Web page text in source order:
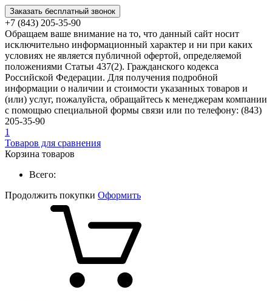
Заказать бесплатный звонок
+7 (843) 205-35-90
Обращаем ваше внимание на то, что данный сайт носит
исключительно информационный характер и ни при каких
условиях не является публичной офертой, определяемой
положениями Статьи 437(2). Гражданского кодекса
Российской Федерации. Для получения подробной
информации о наличии и стоимости указанных товаров и
(или) услуг, пожалуйста, обращайтесь к менеджерам компании
с помощью специальной формы связи или по телефону: (843)
205-35-90
1
Товаров для сравнения
Корзина товаров
Всего:
Продолжить покупки Оформить